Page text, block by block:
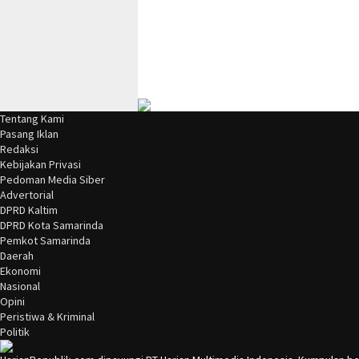
Tentang Kami
Pasang Iklan
Redaksi
Kebijakan Privasi
Pedoman Media Siber
Advertorial
DPRD Kaltim
DPRD Kota Samarinda
Pemkot Samarinda
Daerah
Ekonomi
Nasional
Opini
Peristiwa & Kriminal
Politik